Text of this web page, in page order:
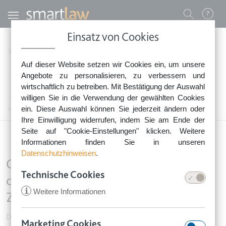
Einsatz von Cookies
Auf dieser Website setzen wir Cookies ein, um unsere
Angebote zu personalisieren, zu verbessern und
wirtschaftlich zu betreiben. Mit Bestätigung der Auswahl
willigen Sie in die Verwendung der gewählten Cookies
ein. Diese Auswahl können Sie jederzeit ändern oder
Ihre Einwilligung widerrufen, indem Sie am Ende der
Seite auf "Cookie-Einstellungen" klicken. Weitere
Informationen finden Sie in unseren
Datenschutzhinweisen.
Technische Cookies
i Weitere Informationen
Direkt zum Inhalt
0800 - 268 4 268 (kostenfrei)
Sie erreichen unser Service-Team:
Montag bis Freitag: 8-18 Uhr
Keine Rechtsberatung.
Benutzermenü
Startseite
Dienstleistung, Handel & Privatverkäufe
Online-Handel: „Sofortüberweisung“ darf nicht der einzige Gratis-Zahlungsweg
sein
Online-Handel: „Sofortüberweisung“
darf nicht der einzige Gratis-
Zahlungsweg sein
Dienstleistung, Handel & Privatverkäufe